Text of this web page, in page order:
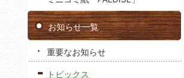
お知らせ一覧
重要なお知らせ
トピックス